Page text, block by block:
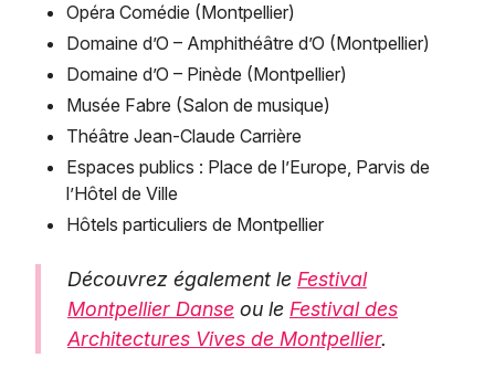
Opéra Comédie (Montpellier)
Domaine d’O – Amphithéâtre d’O (Montpellier)
Domaine d’O – Pinède (Montpellier)
Musée Fabre (Salon de musique)
Théâtre Jean-Claude Carrière
Espaces publics : Place de l’Europe, Parvis de
l’Hôtel de Ville
Hôtels particuliers de Montpellier
Découvrez également le Festival
Montpellier Danse ou le Festival des
Architectures Vives de Montpellier.